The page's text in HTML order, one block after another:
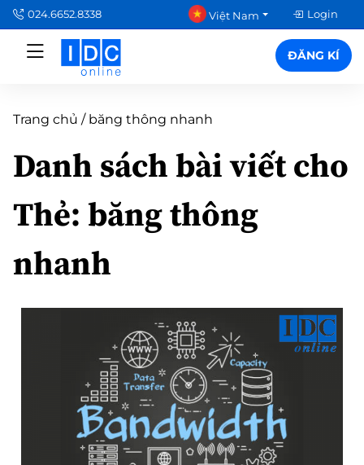
024.6652.8338 Việt Nam Login
ĐĂNG KÍ
Trang chủ / băng thông nhanh
Danh sách bài viết cho
Thẻ:băng thông
nhanh